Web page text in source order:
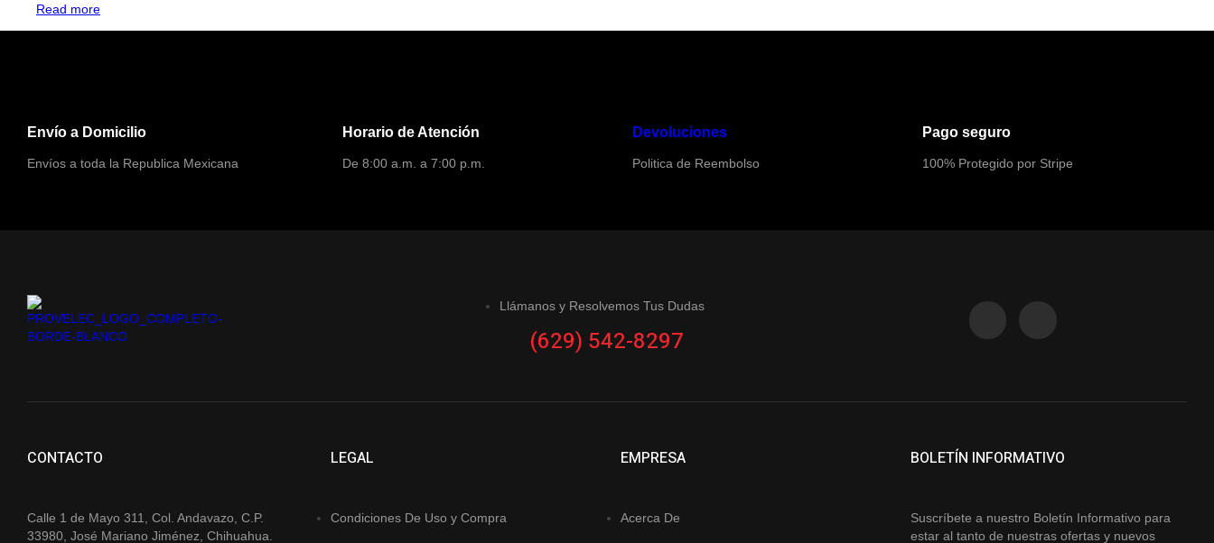
Read more
Envío a Domicilio
Envíos a toda la Republica Mexicana
Horario de Atención
De 8:00 a.m. a 7:00 p.m.
Devoluciones
Politica de Reembolso
Pago seguro
100% Protegido por Stripe
Llámanos y Resolvemos Tus Dudas
(629) 542-8297
CONTACTO
Calle 1 de Mayo 311, Col. Andavazo, C.P.
33980, José Mariano Jiménez, Chihuahua.
LEGAL
Condiciones De Uso y Compra
EMPRESA
Acerca De
BOLETÍN INFORMATIVO
Suscríbete a nuestro Boletín Informativo para
estar al tanto de nuestras ofertas y nuevos